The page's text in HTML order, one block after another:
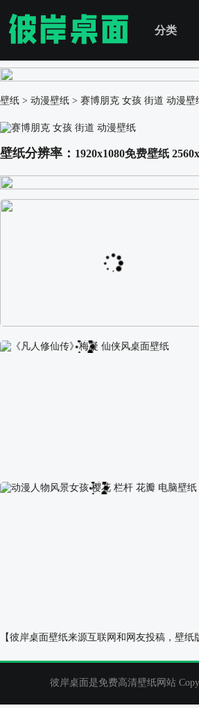
分类
壁纸 > 动漫壁纸 > 赛博朋克 女孩 街道 动漫壁
壁纸分辨率： 1920x1080免费壁纸
阿尔卑斯山区自然风景壁纸
《凡人修仙传》梅凝 仙侠风桌面壁纸
【彼岸桌面壁纸来源互联网和网友投稿，壁
彼岸桌面是免费高清壁纸网站